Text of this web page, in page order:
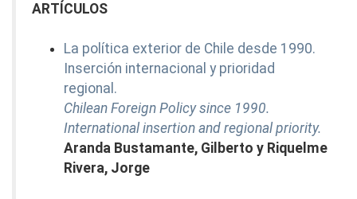
ARTÍCULOS
La política exterior de Chile desde 1990.
Inserción internacional y prioridad
regional.
Chilean Foreign Policy since 1990.
International insertion and regional priority.
Aranda Bustamante, Gilberto y Riquelme
Rivera, Jorge